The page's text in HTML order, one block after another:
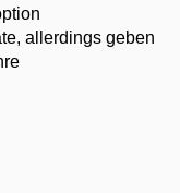
allerdings geben